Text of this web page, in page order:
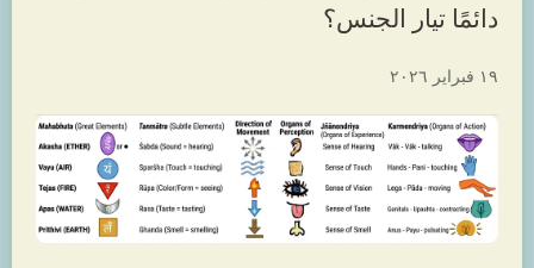
دائمًا تيار الجنس؟
١٩ فبراير ٢٠٢٦